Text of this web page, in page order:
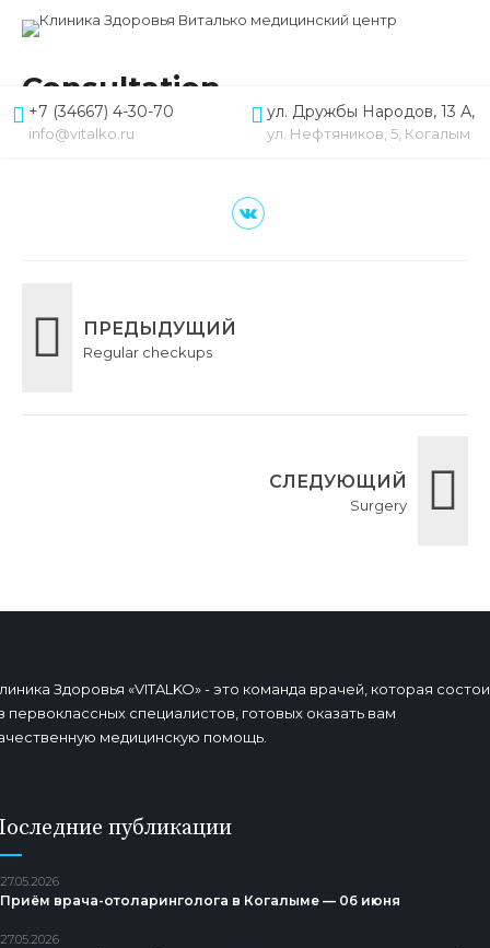
+7 (34667) 4-30-70
info@vitalko.ru
ул. Дружбы Народов, 13 А,
ул. Нефтяников, 5, Когалым
Consultation
30.03.2018
ПРЕДЫДУЩИЙ
Regular checkups
СЛЕДУЮЩИЙ
Surgery
Здоровья «VITALKO» - это команда врачей, которая
первоклассных специалистов, готовых оказать вам
медицинскую помощь.
публикации
27.05.2026
Приём врача-отоларинголога в Когалыме — 06 июня
27.05.2026